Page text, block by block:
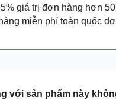
giá trị đơn hàng hơn
miễn phí toàn quốc
với sản phẩm này